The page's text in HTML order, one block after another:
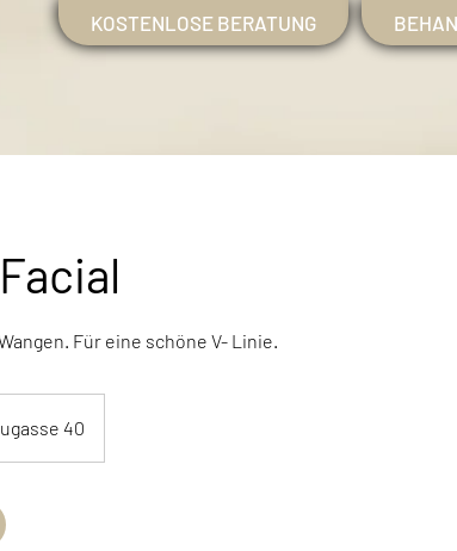
KOSTENLOSE BERATUNG
Für eine schöne V- Linie.
40